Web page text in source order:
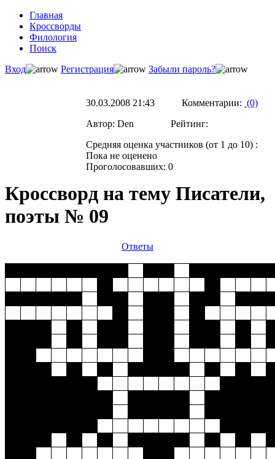
Главная
Кроссворды
Филология
Поиск
Вход
Регистрация Забыли пароль?
30.03.2008 21:43 Комментарии: (0)
Автор: Den Рейтинг:
Средняя оценка участников (от 1 до 10) :
Пока не оценено
Проголосовавших: 0
Кроссворд на тему Писатели,
поэты № 09
Ответы